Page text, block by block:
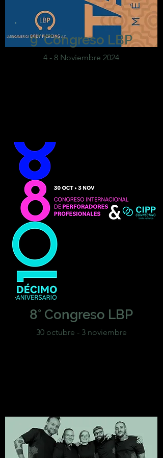
9° Congreso LBP
4 - 8 Noviembre 2024
8° Congreso LBP
30 octubre - 3 noviembre